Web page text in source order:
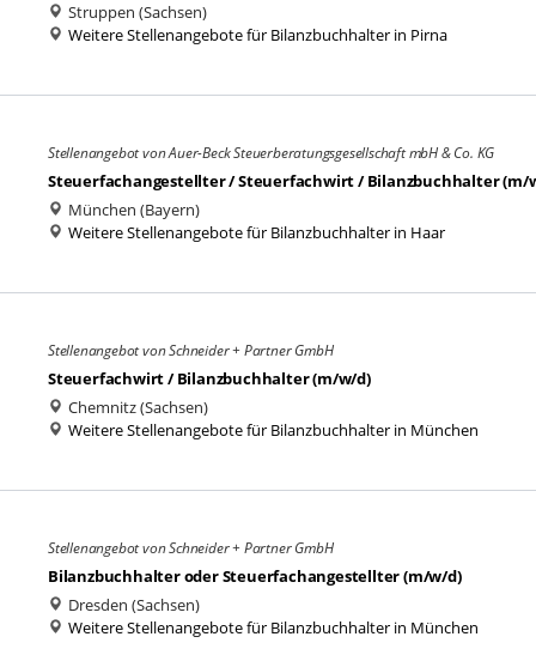
Struppen (Sachsen)
Weitere Stellenangebote für Bilanzbuchhalter in Pirna
Stellenangebot von Auer-Beck Steuerberatungsgesellschaft mbH & Co. KG
Steuerfachangestellter / Steuerfachwirt / Bilanzbuchhalter (m/
München (Bayern)
Weitere Stellenangebote für Bilanzbuchhalter in Haar
Stellenangebot von Schneider + Partner GmbH
Steuerfachwirt / Bilanzbuchhalter (m/w/d)
Chemnitz (Sachsen)
Weitere Stellenangebote für Bilanzbuchhalter in München
Stellenangebot von Schneider + Partner GmbH
Bilanzbuchhalter oder Steuerfachangestellter (m/w/d)
Dresden (Sachsen)
Weitere Stellenangebote für Bilanzbuchhalter in München